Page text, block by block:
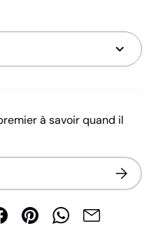
à savoir quand il